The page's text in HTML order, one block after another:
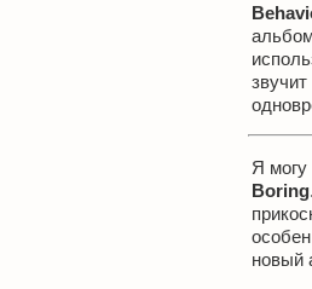
Я могу
Boring
новый